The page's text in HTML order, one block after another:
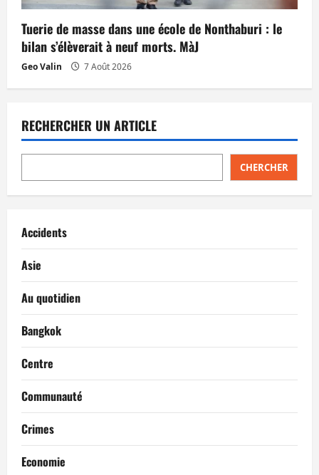
Tuerie de masse dans une école de Nonthaburi : le
bilan s’élèverait à neuf morts. MàJ
Geo Valin 7 Août 2026
RECHERCHER UN ARTICLE
CHERCHER
Accidents
Asie
Au quotidien
Bangkok
Centre
Communauté
Crimes
Economie